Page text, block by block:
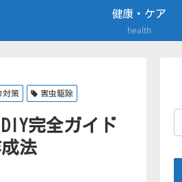
健康・ケア
health
対策 害虫駆除
完全ガイド
法